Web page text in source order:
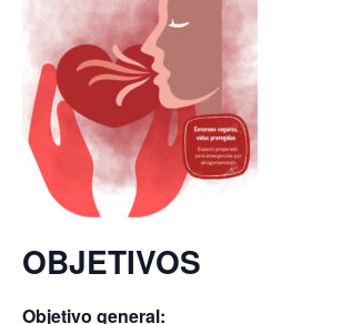
OBJETIVOS
Objetivo general: